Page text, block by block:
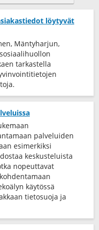
löytyvät
Mäntyharjun,
tarkastella
palveluiden
esimerkiksi
keskusteluista
nopeuttavat
käytössä
tietosuoja ja